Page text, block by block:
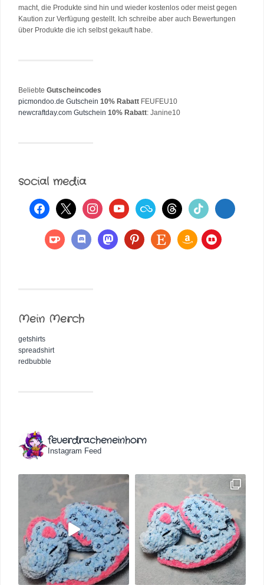
macht, die Produkte sind hin und wieder kostenlos oder meist gegen
Kaution zur Verfügung gestellt. Ich schreibe aber auch Bewertungen
über Produkte die ich selbst gekauft habe.
Beliebte Gutscheincodes
picmondoo.de Gutschein 10% Rabatt FEUFEU10
newcraftday.com Gutschein 10% Rabatt: Janine10
social media
Mein Merch
getshirts
spreadshirt
redbubble
feuerdracheneinhorn
Instagram Feed